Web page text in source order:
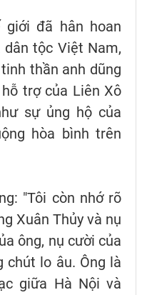
đã hân hoan
tộc Việt Nam,
thần anh dũng
trợ của Liên Xô
sự ủng hộ của
hòa bình trên
"Tôi còn nhớ rõ
Xuân Thủy và nụ
ông, nụ cười của
chút lo âu. Ông là
giữa Hà Nội và